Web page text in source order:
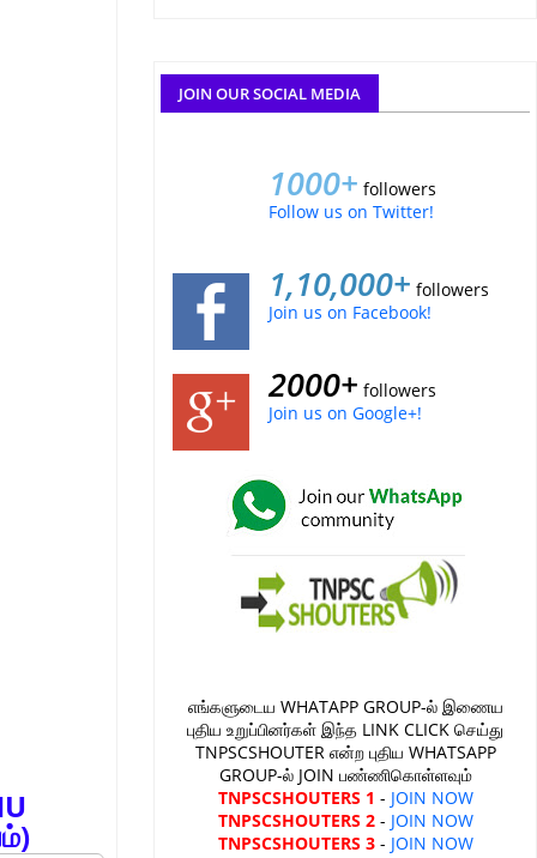
JOIN OUR SOCIAL MEDIA
1000+ followers
Follow us on Twitter!
1,10,000+ followers
Join us on Facebook!
2000+ followers
Join us on Google+!
எங்களுடைய WHATAPP GROUP-ல் இணைய
புதிய உறுப்பினர்கள் இந்த LINK CLICK செய்து
TNPSCSHOUTER என்ற புதிய WHATSAPP
GROUP-ல் JOIN பண்ணிகொள்ளவும்
TNPSCSHOUTERS 1 - JOIN NOW
TNPSCSHOUTERS 2- JOIN NOW
TNPSCSHOUTERS 3- JOIN NOW